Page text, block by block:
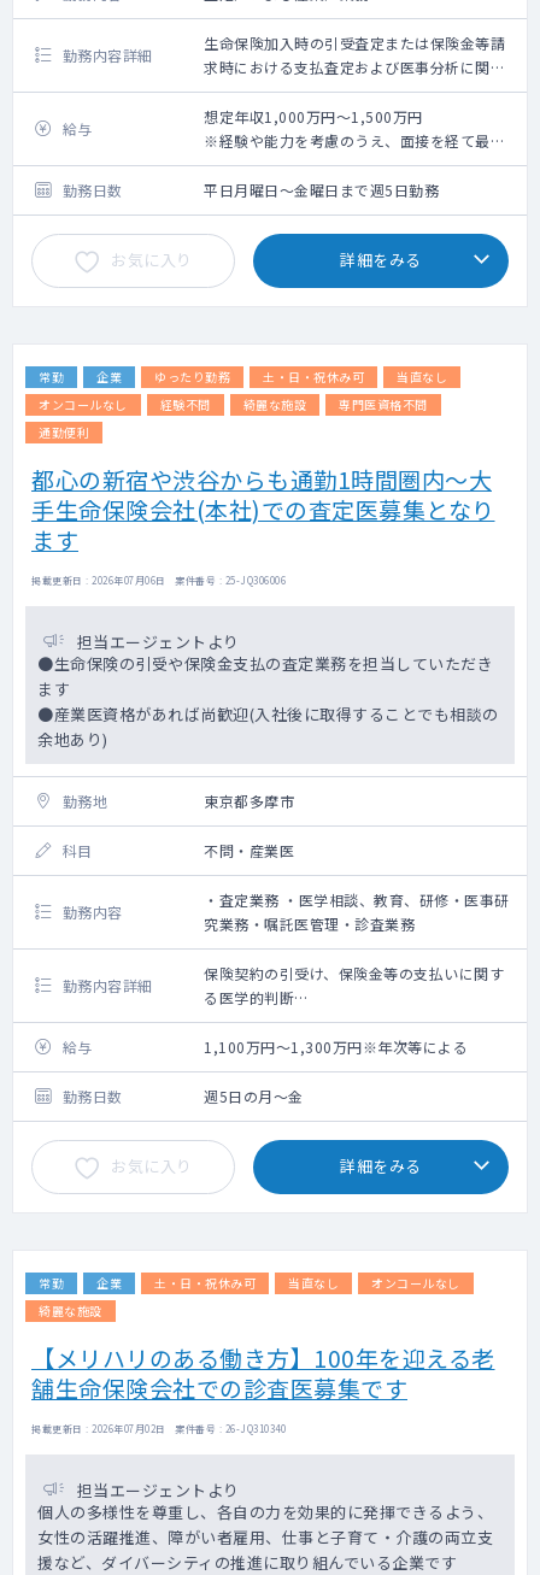
勤務内容詳細
生命保険加入時の引受査定または保険金等請
求時における支払査定および医事分析に関す
る業務かつ従業員に対する産業医業務
給与
想定年収1,000万円～1,500万円
※経験や能力を考慮のうえ、面接を経て最終
決定させていただきます
勤務日数
平日月曜日～金曜日まで週5日勤務
お気に入り 詳細をみる
常勤 企業 ゆったり勤務 土・日・祝休み可
当直なし
オンコールなし
経験不問 綺麗な施設
専門医資格不問
通勤便利
都心の新宿や渋谷からも通勤1時間圏内～大
手生命保険会社(本社)での査定医募集となり
ます
掲載更新日 : 2026年07月06日 案件番号 : 25-JQ306006
担当エージェントより
●生命保険の引受や保険金支払の査定業務を担当していただき
ます
●産業医資格があれば尚歓迎(入社後に取得することでも相談の
余地あり)
勤務地 東京都多摩市
科目 不問・産業医
勤務内容
・査定業務 ・医学相談、教育、研修・医事研
究業務・嘱託医管理・診査業務
勤務内容詳細
保険契約の引受け、保険金等の支払いに関す
る医学的判断
生命保険に関わる医学的な調査、分析
職員に対する医学的教育、研修、産業医業務
（入社後資格取得でも相談余地あり）
給与 1,100万円～1,300万円※年次等による
勤務日数 週5日の月～金
お気に入り 詳細をみる
常勤 企業 土・日・祝休み可 当直なし
オンコールなし
綺麗な施設
【メリハリのある働き方】100年を迎える老
舗生命保険会社での診査医募集です
掲載更新日 : 2026年07月02日 案件番号 : 26-JQ310340
担当エージェントより
個人の多様性を尊重し、各自の力を効果的に発揮できるよう、
女性の活躍推進、障がい者雇用、仕事と子育て・介護の両立支
援など、ダイバーシティの推進に取り組んでいる企業です